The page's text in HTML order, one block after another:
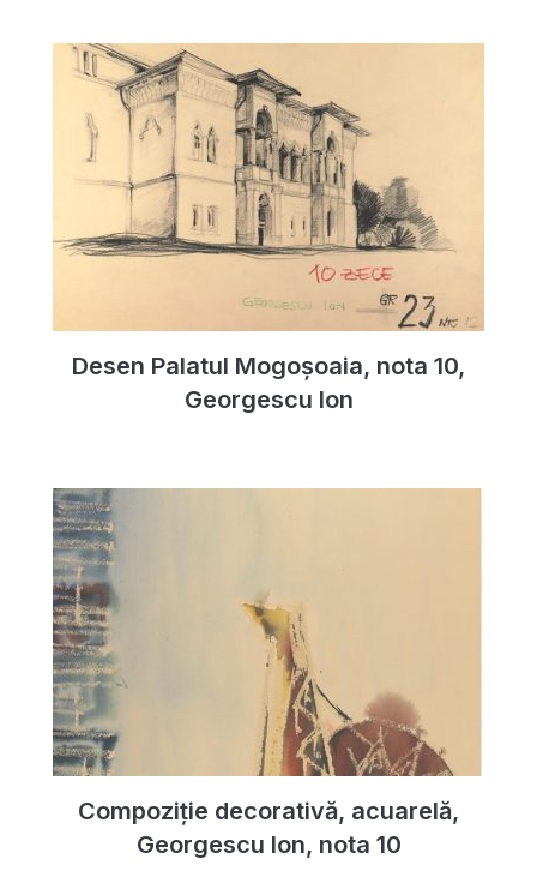
Desen Palatul Mogoșoaia, nota 10,
Georgescu Ion
Compoziție decorativă, acuarelă,
Georgescu Ion, nota 10